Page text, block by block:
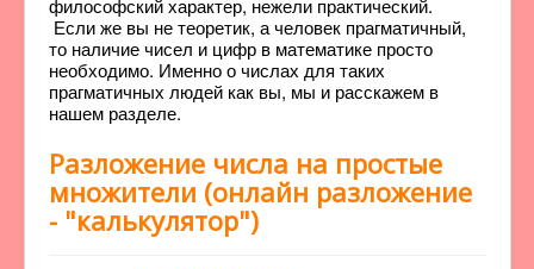
философский характер, нежели практический.
Если же вы не теоретик, а человек прагматичный,
то наличие чисел и цифр в математике просто
необходимо. Именно о числах для таких
прагматичных людей как вы, мы и расскажем в
нашем разделе.
Разложение числа на простые
множители (онлайн разложение
- "калькулятор")